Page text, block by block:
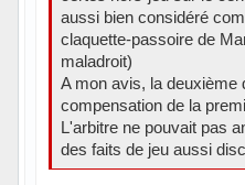
aussi bien considéré
claquette-passoire de
maladroit)
A mon avis, la deuxième
compensation de la
L'arbitre ne pouvait pas
des faits de jeu aussi